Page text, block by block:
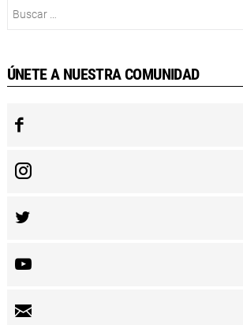
ÚNETE A NUESTRA COMUNIDAD